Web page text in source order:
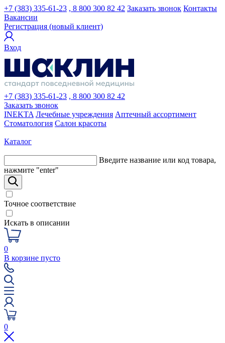
+7 (383) 335-61-23 , 8 800 300 82 42 Заказать звонок Контакты
Вакансии
Регистрация (новый клиент)
Вход
+7 (383) 335-61-23 , 8 800 300 82 42
Заказать звонок
INEKTA Лечебные учреждения Аптечный ассортимент
Стоматология Салон красоты
Каталог
Введите название или код товара,
нажмите "enter"
Точное соответствие
Искать в описании
0
В корзине пусто
0